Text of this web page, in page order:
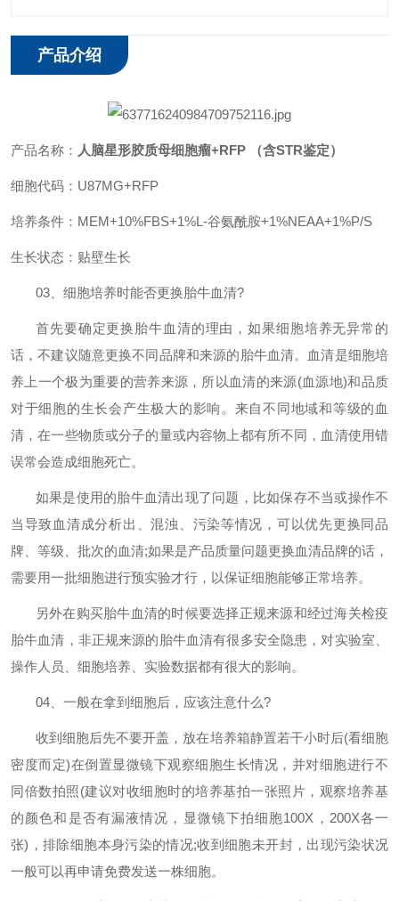
产品介绍
产品名称： 人脑星形胶质母细胞瘤+RFP （含STR鉴定）
细胞代码： U87MG+RFP
培养条件： MEM+10%FBS+1%L-谷氨酰胺+1%NEAA+1%P/S
生长状态： 贴壁生长
03 、细胞培养时能否更换胎牛血清?
首先要确定更换胎牛血清的理由，如果细胞培养无异常的
话，不建议随意更换不同品牌和来源的胎牛血清。血清是细胞培
养上一个极为重要的营养来源，所以血清的来源(血源地)和品质
对于细胞的生长会产生极大的影响。来自不同地域和等级的血
清，在一些物质或分子的量或内容物上都有所不同，血清使用错
误常会造成细胞死亡。
如果是使用的胎牛血清出现了问题，比如保存不当或操作不
当导致血清成分析出、混浊、污染等情况，可以优先更换同品
牌、等级、批次的血清;如果是产品质量问题更换血清品牌的话，
需要用一批细胞进行预实验才行，以保证细胞能够正常培养。
另外在购买胎牛血清的时候要选择正规来源和经过海关检疫
胎牛血清，非正规来源的胎牛血清有很多安全隐患，对实验室、
操作人员、细胞培养、实验数据都有很大的影响。
04 、一般在拿到细胞后，应该注意什么?
收到细胞后先不要开盖，放在培养箱静置若干小时后(看细胞
密度而定)在倒置显微镜下观察细胞生长情况，并对细胞进行不
同倍数拍照(建议对收细胞时的培养基拍一张照片，观察培养基
的颜色和是否有漏液情况，显微镜下拍细胞100X ， 200X各一
张) ，排除细胞本身污染的情况;收到细胞未开封，出现污染状况
一般可以再申请免费发送一株细胞。